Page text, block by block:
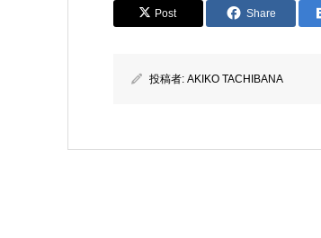
Post Share
投稿者: AKIKO TACHIBANA